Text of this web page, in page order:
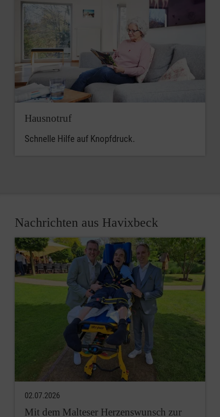
Hausnotruf
Schnelle Hilfe auf Knopfdruck.
Nachrichten aus Havixbeck
02.07.2026
Mit dem Malteser Herzenswunsch zur